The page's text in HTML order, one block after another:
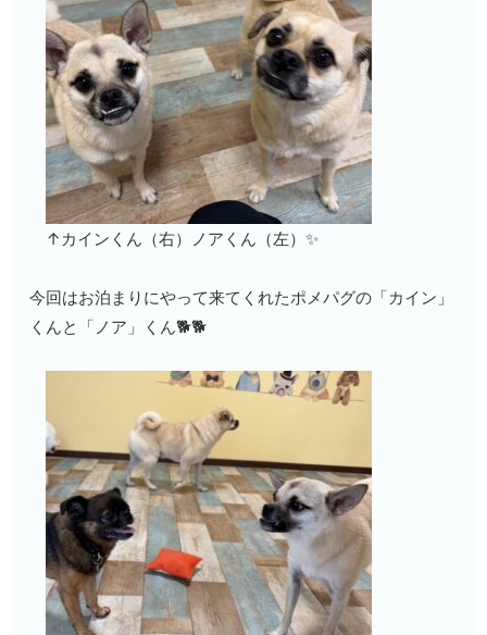
↑カインくん（右）ノアくん（左）✨
今回はお泊まりにやって来てくれたポメパグの「カイン」
くんと「ノア」くん🐕🐕